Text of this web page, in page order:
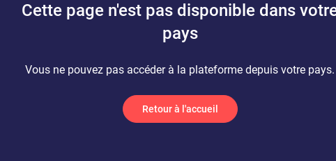
Cette page n'est pas disponible dans
pays
Vous ne pouvez pas accéder à la plateforme depuis votre pays.
Retour à l'accueil